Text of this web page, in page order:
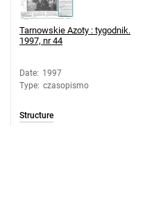
Tarnowskie Azoty
22
Tarnowskie Azoty
Tarnowskie Azoty : tygodnik.
1997, nr 44
Date: 1997
Type: czasopismo
Structure